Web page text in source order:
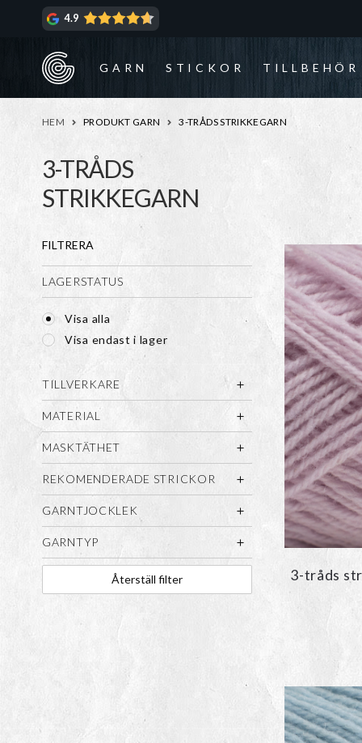
4.9
GARN STICKOR TILLBEHÖR
HEM PRODUKT GARN 3-TRÅDS STRIKKEGARN
3-TRÅDS
STRIKKEGARN
FILTRERA
LAGERSTATUS
Visa alla
Visa endast i lager
TILLVERKARE
MATERIAL
MASKTÄTHET
REKOMENDERADE STRICKOR
GARNTJOCKLEK
GARNTYP
Återställ filter 3-tråds